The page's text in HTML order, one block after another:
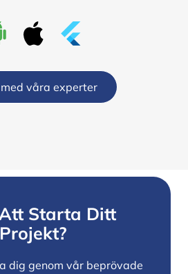
våra experter
Starta Ditt
Projekt?
dig genom vår beprövade